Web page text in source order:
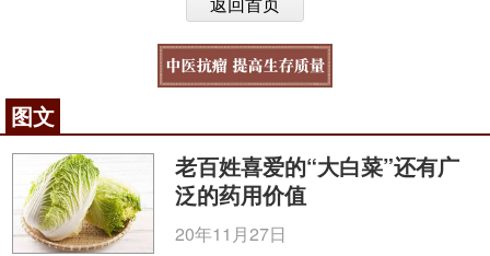
图文
老百姓喜爱的“大白菜”还有广
泛的药用价值
20年11月27日